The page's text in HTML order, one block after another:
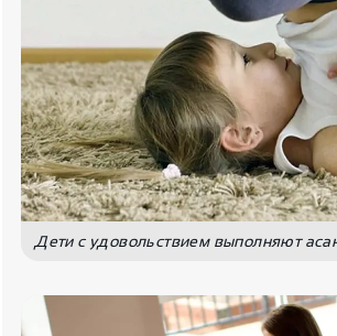
Дети с удовольствием выполняют